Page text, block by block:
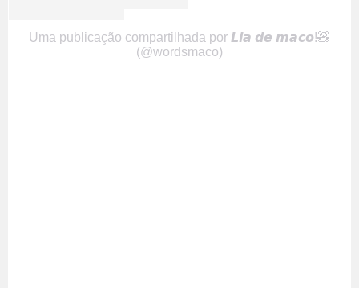
Uma publicação compartilhada por 𝙇𝙞𝙖 𝙙𝙚 𝙢𝙖𝙘𝙤!🧸
(@wordsmaco)